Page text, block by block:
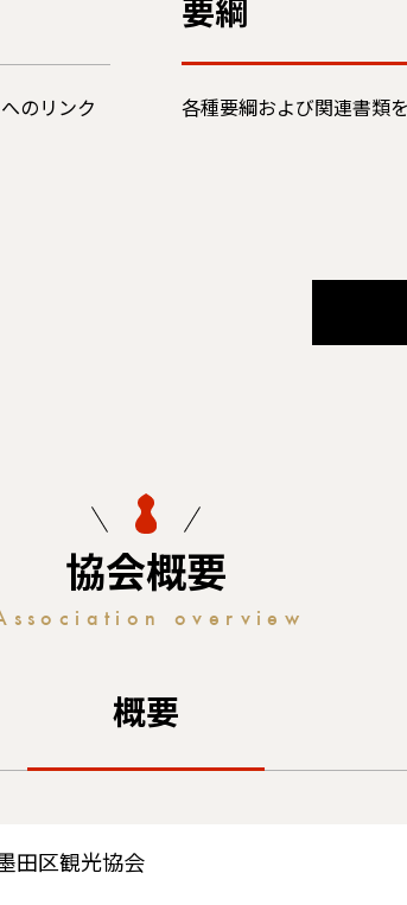
のリンク
要綱
各種要綱および関連書類
協会概要
overview
概要
田区観光協会